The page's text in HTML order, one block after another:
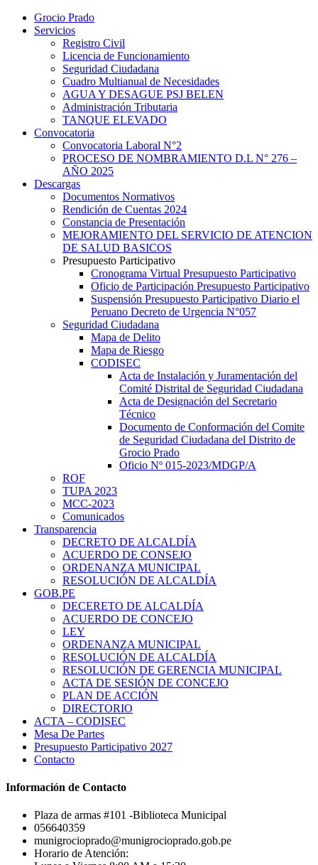
Grocio Prado
Servicios
Registro Civil
Licencia de Funcionamiento
Seguridad Ciudadana
Cuadro Multianual de Necesidades
AGUA Y DESAGUE PSJ BELEN
Administración Tributaria
TANQUE ELEVADO
Convocatoria
Convocatoria Laboral N°2
PROCESO DE NOMBRAMIENTO D.L N° 276 –
AÑO 2025
Descargas
Documentos Normativos
Rendición de Cuentas 2024
Constancia de Presentación
MEJORAMIENTO DEL SERVICIO DE ATENCION
DE SALUD BASICOS
Presupuesto Participativo
Cronograma Virtual Presupuesto Participativo
Oficio de Participación Presupuesto Participativo
Suspensión Presupuesto Participativo Diario el
Peruano Decreto de Urgencia N°057
Seguridad Ciudadana
Mapa de Delito
Mapa de Riesgo
CODISEC
Acta de Instalación y Juramentación del
Comité Distrital de Seguridad Ciudadana
Acta de Designación del Secretario
Técnico
Documento de Conformación del Comite
de Seguridad Ciudadana del Distrito de
Grocio Prado
Oficio Nº 015-2023/MDGP/A
ROF
TUPA 2023
MCC-2023
Comunicados
Transparencia
DECRETO DE ALCALDÍA
ACUERDO DE CONSEJO
ORDENANZA MUNICIPAL
RESOLUCIÓN DE ALCALDÍA
GOB.PE
DECERETO DE ALCALDÍA
ACUERDO DE CONCEJO
LEY
ORDENANZA MUNICIPAL
RESOLUCIÓN DE ALCALDÍA
RESOLUCIÓN DE GERENCIA MUNICIPAL
ACTA DE SESIÓN DE CONCEJO
PLAN DE ACCIÓN
DIRECTORIO
ACTA – CODISEC
Mesa De Partes
Presupuesto Participativo 2027
Contacto
Información de Contacto
Plaza de armas #101 -Biblioteca Municipal
056640359
munigrocioprado@munigrocioprado.gob.pe
Horario de Atención: